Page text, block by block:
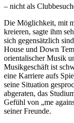
– nicht als
Die Möglichkeit, mit
kreieren, sagte ihm
sich gegensätzlich
House und Down
orientalischer Musik
Musikgeschäft ist
eine Karriere aufs
seine Situation
abgeraten, das
Gefühl von „me
seiner Freunde.